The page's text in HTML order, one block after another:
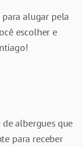
alugar pela
escolher e
albergues que
para receber